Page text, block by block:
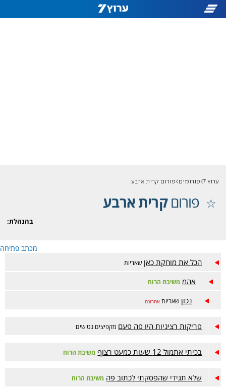
ערוץ 7 פורומים פורום קרית ארבע
פורוםקרית ארבע
בהנהלת:
מכתב פתיחה
הכל את מוחקת כאן שאריות
אהמ משיבת הרוח
נכון שאריות אחרונה
פריקות רציניות היו פה פעם מקפיצים נטושים
בכיתי אתמול 12 שעות כמעט רצוף משיבת הרוח
שלא תגידי שהפסקתי לכתוב פה משיבת הרוח